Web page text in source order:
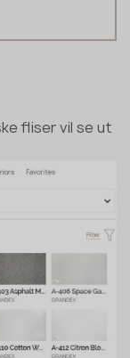
fliser vil se ut